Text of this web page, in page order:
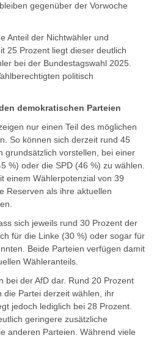
gegenüber der Vorwoche
Anteil der Nichtwähler und
25 Prozent liegt dieser deutlich
bei der Bundestagswahl 2025.
politisch
demokratischen Parteien
nur einen Teil des möglichen
So können sich derzeit rund 45
grundsätzlich vorstellen, bei einer
%) oder die SPD (46 %) zu wählen.
einem Wählerpotenzial von 39
Reserven als ihre aktuellen
sich jeweils rund 30 Prozent der
für die Linke (30 %) oder sogar für
Beide Parteien verfügen damit
Wähleranteils.
bei der AfD dar. Rund 20 Prozent
die Partei derzeit wählen, ihr
jedoch lediglich bei 28 Prozent.
geringere zusätzliche
anderen Parteien. Während viele